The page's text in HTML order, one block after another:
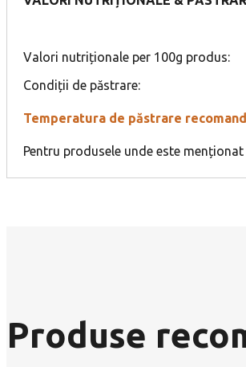
Valori nutriționale per 100g produs:
Condiții de păstrare:
Temperatura de păstrare
Pentru produsele unde este
Produse